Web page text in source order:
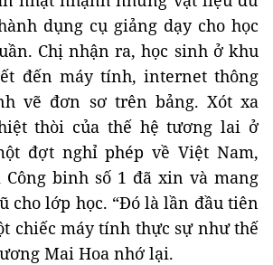
dụng cụ giảng dạy cho học
Chị nhận ra, học sinh ở khu
đến máy tính, internet thông
vẽ đơn sơ trên bảng. Xót xa
thòi của thế hệ tương lai ở
đợt nghỉ phép về Việt Nam,
binh số 1 đã xin và mang
cho lớp học. “Đó là lần đầu tiên
chiếc máy tính thực sự như thế
Mai Hoa nhớ lại.